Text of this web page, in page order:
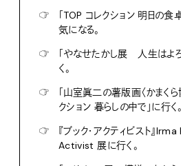
☞
「TOP コレクション 明日の食
気になる。
☞
「やなせたかし展 人生はよ
く。
☞
「山室眞二の薯版画〈かまく
クション 暮らしの中で」に行く。
☞
『ブック・アクティビスト』
Activist 展に行く。